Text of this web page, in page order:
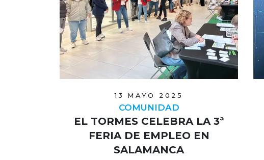
13 MAYO 2025
COMUNIDAD
EL TORMES CELEBRA LA 3ª
FERIA DE EMPLEO EN
SALAMANCA